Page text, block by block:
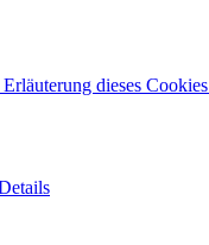
Erläuterung dieses Cookies